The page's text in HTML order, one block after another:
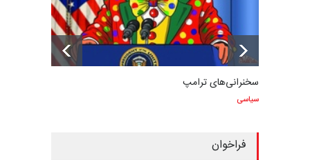
سخنرانی‌های ترامپ
سیاسی
فراخوان